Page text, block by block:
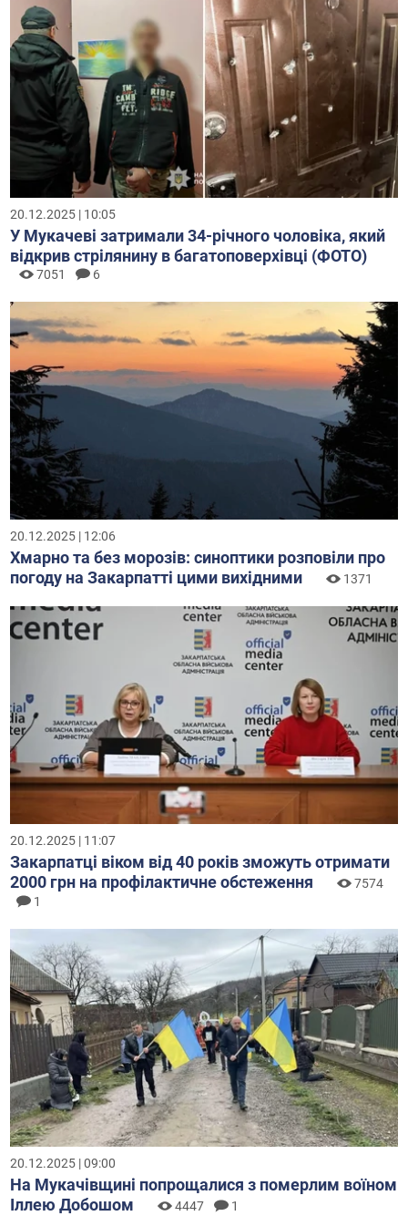
20.12.2025 | 10:05
У Мукачеві затримали 34-річного чоловіка, який
відкрив стрілянину в багатоповерхівці (ФОТО)
7051 6
20.12.2025 | 12:06
Хмарно та без морозів: синоптики розповіли про
погоду на Закарпатті цими вихідними
1371
20.12.2025 | 11:07
Закарпатці віком від 40 років зможуть отримати
2000 грн на профілактичне обстеження
7574
1
20.12.2025 | 09:00
На Мукачівщині попрощалися з померлим воїном
Іллею Добошом
4447 1